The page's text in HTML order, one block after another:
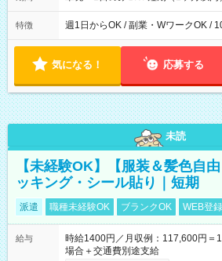
特徴 週1日からOK / 副業・WワークOK /
気になる！ 応募する
未読
【未経験OK】【服装＆髪色自
ッキング・シール貼り｜短期
派遣 職種未経験OK ブランクOK WEB登
給与
時給1400円／月収例：117,600円＝
場合＋交通費別途支給